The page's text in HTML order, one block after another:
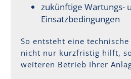
zukünftige Wartungs-
Einsatzbedingungen
So entsteht eine
nicht nur kurzfristig hilft,
weiteren Betrieb Ihrer